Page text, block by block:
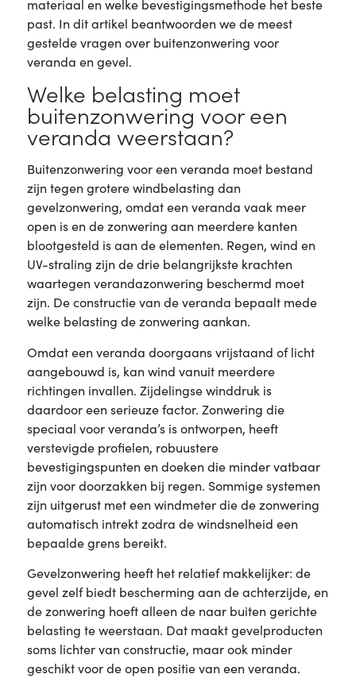
materiaal en welke bevestigingsmethode het beste
past. In dit artikel beantwoorden we de meest
gestelde vragen over buitenzonwering voor
veranda en gevel.
Welke belasting moet
buitenzonwering voor een
veranda weerstaan?
Buitenzonwering voor een veranda moet bestand
zijn tegen grotere windbelasting dan
gevelzonwering, omdat een veranda vaak meer
open is en de zonwering aan meerdere kanten
blootgesteld is aan de elementen. Regen, wind en
UV-straling zijn de drie belangrijkste krachten
waartegen verandazonwering beschermd moet
zijn. De constructie van de veranda bepaalt mede
welke belasting de zonwering aankan.
Omdat een veranda doorgaans vrijstaand of licht
aangebouwd is, kan wind vanuit meerdere
richtingen invallen. Zijdelingse winddruk is
daardoor een serieuze factor. Zonwering die
speciaal voor veranda’s is ontworpen, heeft
verstevigde profielen, robuustere
bevestigingspunten en doeken die minder vatbaar
zijn voor doorzakken bij regen. Sommige systemen
zijn uitgerust met een windmeter die de zonwering
automatisch intrekt zodra de windsnelheid een
bepaalde grens bereikt.
Gevelzonwering heeft het relatief makkelijker: de
gevel zelf biedt bescherming aan de achterzijde, en
de zonwering hoeft alleen de naar buiten gerichte
belasting te weerstaan. Dat maakt gevelproducten
soms lichter van constructie, maar ook minder
geschikt voor de open positie van een veranda.